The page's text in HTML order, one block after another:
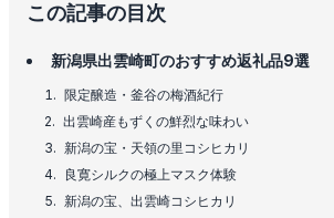
この記事の目次
新潟県出雲崎町のおすすめ返礼品9選
限定醸造・釜谷の梅酒紀行
出雲崎産もずくの鮮烈な味わい
新潟の宝・天領の里コシヒカリ
良寛シルクの極上マスク体験
新潟の宝、出雲崎コシヒカリ